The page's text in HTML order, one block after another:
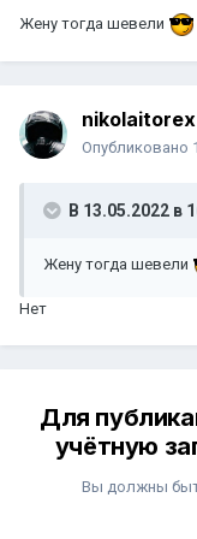
Жену тогда шевели
nikolaitorex
Опубликовано
В 13.05.2022 в
Жену тогда шевели
Нет
Для
учётную
Вы должны